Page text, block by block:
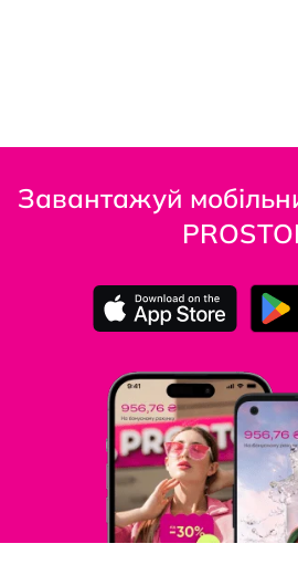
Завантажуй